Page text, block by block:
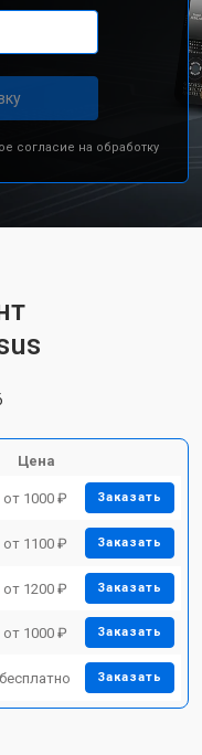
согласие на обработку
Цена
от 1000 ₽ Заказать
от 1100 ₽ Заказать
от 1200 ₽ Заказать
от 1000 ₽ Заказать
бесплатно Заказать